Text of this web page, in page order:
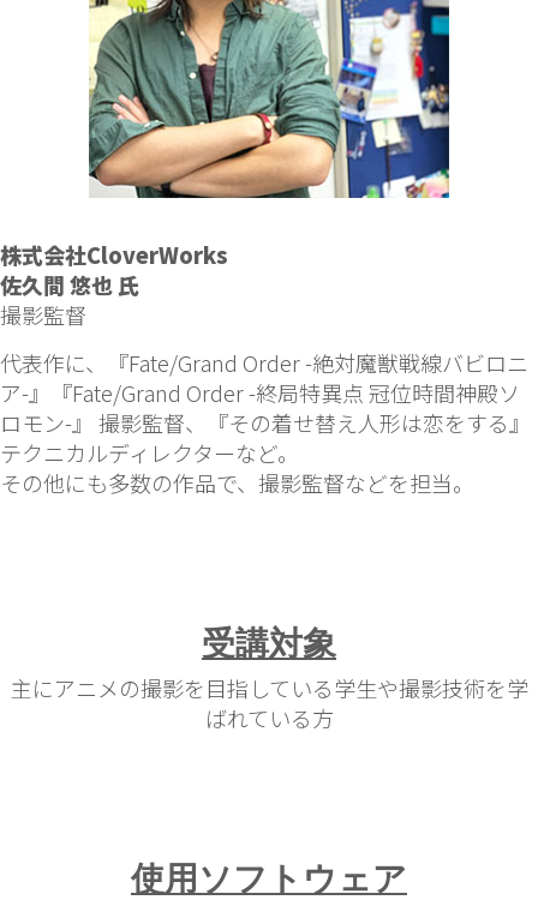
株式会社CloverWorks
佐久間 悠也 氏
撮影監督
代表作に、『Fate/Grand Order -絶対魔獣戦線バビロニ
ア-』『Fate/Grand Order -終局特異点 冠位時間神殿ソ
ロモン-』 撮影監督、『その着せ替え人形は恋をする』
テクニカルディレクターなど。
その他にも多数の作品で、撮影監督などを担当。
受講対象
主にアニメの撮影を目指している学生や撮影技術を学
ばれている方
使用ソフトウェア